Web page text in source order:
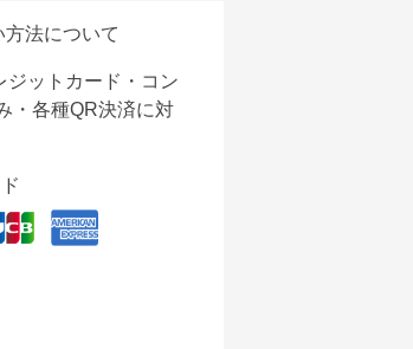
方法について
ジットカード・コン
・各種QR決済に対